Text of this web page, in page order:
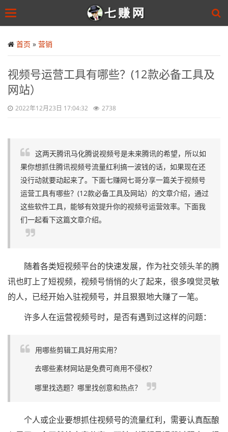
to
main
Toggle
首页 » 营销
​视频号运营工具有哪些？(12款必备工具及
网站）
2022年12月23日 17:04:32 2738
这两天腾讯马化腾说视频号是未来腾讯的希望，所以如
果你想抓住腾讯视频号流量红利搞一波钱的话，如果现在还
没行动就要动起来了。下面七赚网七哥分享一篇关于视频号
运营工具有哪些？(12款必备工具及网站）的文章介绍，通过
这些软件工具，能够有效提升你的视频号运营效率。下面我
们一起看下这篇文章介绍。
随着各类短视频平台的快速发展，作为社交领头羊的腾
讯也盯上了短视频，视频号悄悄的火了起来，很多嗅觉灵敏
的人，已经开始入驻视频号，并且狠狠地大赚了一笔。
许多人在运营视频号时，是否有遇到过这样的问题：
用哪些剪辑工具好用实用？
去哪些素材网站是免费可商用不侵权？
哪里找选题？哪里找创意和热点？
个人或企业要想抓住视频号的流量红利，需要认真酝酿